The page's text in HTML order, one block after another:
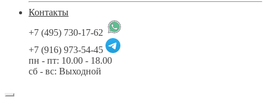
Контакты
+7 (495) 730-17-62
+7 (916) 973-54-45
пн - пт: 10.00 - 18.00
сб - вс: Выходной